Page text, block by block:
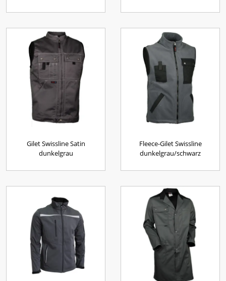
Gilet Swissline Satin
dunkelgrau
Fleece-Gilet Swissline
dunkelgrau/schwarz